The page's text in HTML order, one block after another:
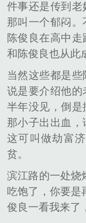
件事还是传到老
那叫一个郁闷
陈俊良在高中
和陈俊良也从此
当然这些都是
说是要介绍他
半年没见，倒是
那小子出出血
这可叫做劫富
贫。
滨江路的一处烧
吃饱了，你要是
俊良一看我来了